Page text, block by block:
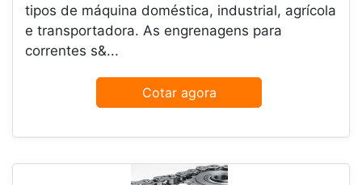
tipos de máquina doméstica, industrial, agrícola
e transportadora. As engrenagens para
correntes s&...
Cotar agora